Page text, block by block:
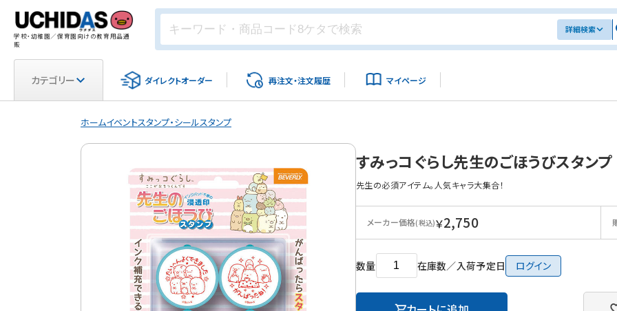
学校・幼稚園／保育園向けの教育用品通
販
詳細検索
カテゴリー ダイレクトオーダー 再注文・注文履歴 マイページ
ホームイベントスタンプ・シールスタンプ
すみっコぐらし先生のごほうびスタン
先生の必須アイテム。人気キャラ大集合！
メーカー価格(税込)￥2,750
数量 在庫数／入荷予定日 ログイン